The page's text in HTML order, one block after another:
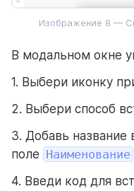
Изображение 8 —
В модальном окне
1. Выбери иконку
2. Выбери способ
3. Добавь название
поле Наименование
4. Введи код для